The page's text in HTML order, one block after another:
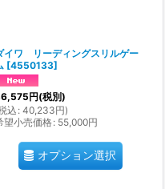
イワ リーディングスリルゲー
[4550133]
円(税別)
込 : 40,233円)
望小売価格: 55,000円
オプション選択